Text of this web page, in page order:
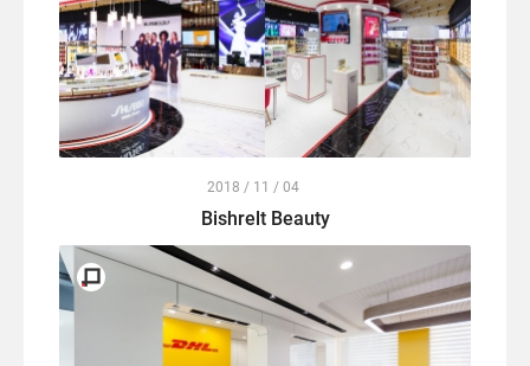
2018 / 11 / 04
Bishrelt Beauty